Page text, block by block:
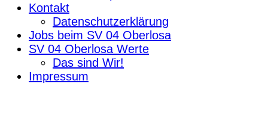
Kontakt
Datenschutzerklärung
Jobs beim SV 04 Oberlosa
SV 04 Oberlosa Werte
Das sind Wir!
Impressum